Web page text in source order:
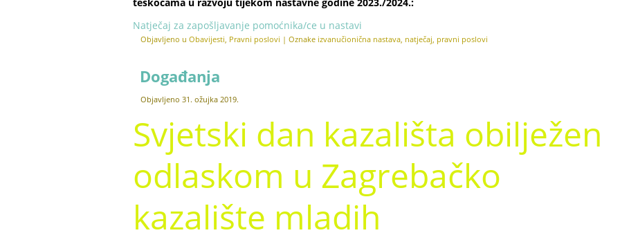
Natječaj za zapošljavanje pomoćnika/ce u nastavi
Objavljeno u Obavijesti, Pravni poslovi | Oznake izvanučionična nastava, natječaj, pravni poslovi
Događanja
Objavljeno 31. ožujka 2019.
Svjetski dan kazališta obilježen
odlaskom u Zagrebačko
kazalište mladih